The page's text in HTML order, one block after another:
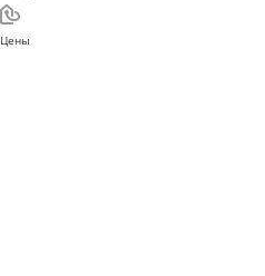
Цены